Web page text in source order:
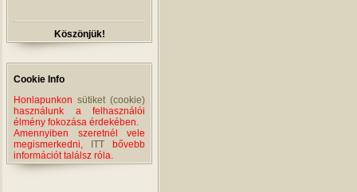
Köszönjük!
Cookie Info
Honlapunkon sütiket (cookie)
használunk a felhasználói
élmény fokozása érdekében.
Amennyiben szeretnél vele
megismerkedni,
ITT bővebb
információt találsz róla.